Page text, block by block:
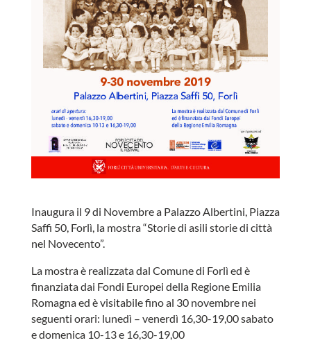
Inaugura il 9 di Novembre a Palazzo Albertini, Piazza
Saffi 50, Forlì, la mostra “Storie di asili storie di città
nel Novecento”.
La mostra è realizzata dal Comune di Forlì ed è
finanziata dai Fondi Europei della Regione Emilia
Romagna ed è visitabile fino al 30 novembre nei
seguenti orari: lunedì – venerdì 16,30-19,00 sabato
e domenica 10-13 e 16,30-19,00